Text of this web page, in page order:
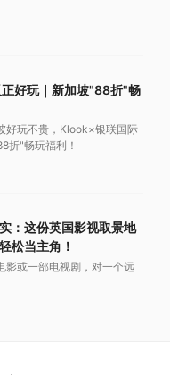
好玩｜新加坡"88折"畅
好玩不贵，Klook×银联国际
折"畅玩福利！
：这份英国影视取景地
松当主角！
影或一部电视剧，对一个远